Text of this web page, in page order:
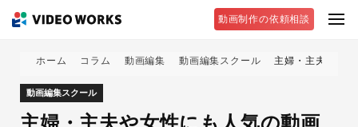
動画制作の依頼相談
ホーム コラム 動画編集 動画編集スクール 主婦・主夫や女
動画編集スクール
主婦・主夫や女性にも人気の動画